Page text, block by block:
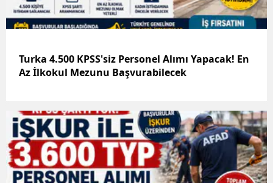
Turka 4.500 KPSS'siz Personel Alımı Yapacak! En
Az İlkokul Mezunu Başvurabilecek